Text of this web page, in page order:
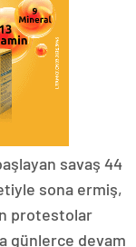
savaş 44
sona ermiş,
protestolar
günlerce devam